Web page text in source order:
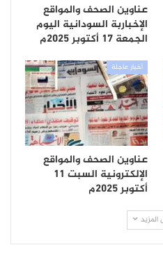
عناوين الصحف والمواقع
الإخباربة السودانية اليوم
الجمعة 17 أكتوبر 2025م
أخبار عاجلة
عناوين الصحف والمواقع
الإلكترونية السبت 11
أكتوبر 2025م